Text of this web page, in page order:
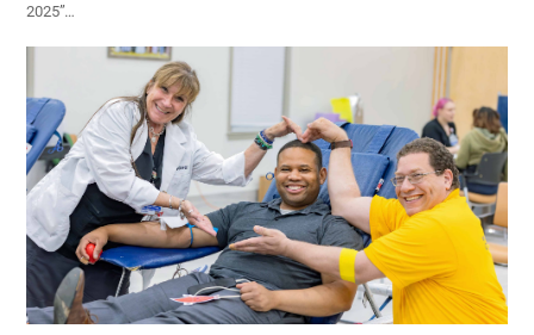
2025”…